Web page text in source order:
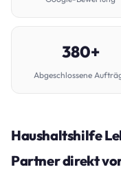
380+
Abgeschlossene
Haushaltshilfe
Partner direkt